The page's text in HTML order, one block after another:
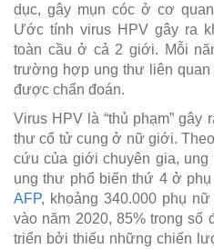
dục, gây mụn cóc ở cơ
Ước tính virus HPV gây ra
toàn cầu ở cả 2 giới. Mỗi
trường hợp ung thư liên
được chẩn đoán.
Virus HPV là “thủ phạm”
thư cổ tử cung ở nữ giới.
cứu của giới chuyên gia,
ung thư phổ biến thứ 4 ở
AFP, khoảng 340.000 phụ
vào năm 2020, 85% trong
triển bởi thiếu những chiến